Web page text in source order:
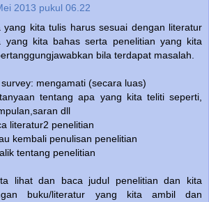
2013 pukul 06.22
yang kita tulis harus sesuai dengan literatur
yang kita bahas serta penelitian yang kita
bila terdapat masalah.
mengamati (secara luas)
tentang apa yang kita teliti seperti,
dll
literatur2 penelitian
kembali penulisan penelitian
tentang penelitian
lihat dan baca judul penelitian dan kita
buku/literatur yang kita ambil dan